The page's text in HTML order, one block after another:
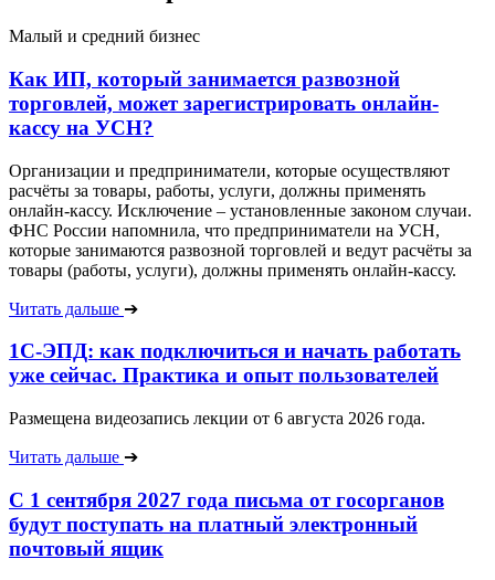
Малый и средний бизнес
Как ИП, который занимается развозной
торговлей, может зарегистрировать онлайн-
кассу на УСН?
Организации и предприниматели, которые осуществляют
расчёты за товары, работы, услуги, должны применять
онлайн-кассу. Исключение – установленные законом случаи.
ФНС России напомнила, что предприниматели на УСН,
которые занимаются развозной торговлей и ведут расчёты за
товары (работы, услуги), должны применять онлайн-кассу.
Читать дальше ➔
1С-ЭПД: как подключиться и начать работать
уже сейчас. Практика и опыт пользователей
Размещена видеозапись лекции от 6 августа 2026 года.
Читать дальше ➔
С 1 сентября 2027 года письма от госорганов
будут поступать на платный электронный
почтовый ящик